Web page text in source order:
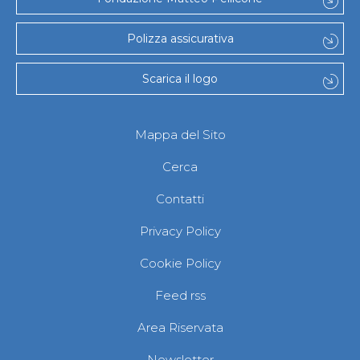
Abilitazioni
Sportello Fiscale
News
Modulistica
FAQ
Quesiti fiscali
Polizza assicurativa
Scarica il logo
Mappa del Sito
Cerca
Contatti
Privacy Policy
Cookie Policy
Feed rss
Area Riservata